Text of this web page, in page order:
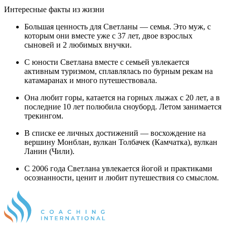
Интересные факты из жизни
Большая ценность для Светланы — семья. Это муж, с
которым они вместе уже с 37 лет, двое взрослых
сыновей и 2 любимых внучки.
С юности Светлана вместе с семьей увлекается
активным туризмом, сплавлялась по бурным рекам на
катамаранах и много путешествовала.
Она любит горы, катается на горных лыжах с 20 лет, а в
последние 10 лет полюбила сноуборд. Летом занимается
трекингом.
В списке ее личных достижений — восхождение на
вершину Монблан, вулкан Толбачек (Камчатка), вулкан
Ланин (Чили).
С 2006 года Светлана увлекается йогой и практиками
осознанности, ценит и любит путешествия со смыслом.